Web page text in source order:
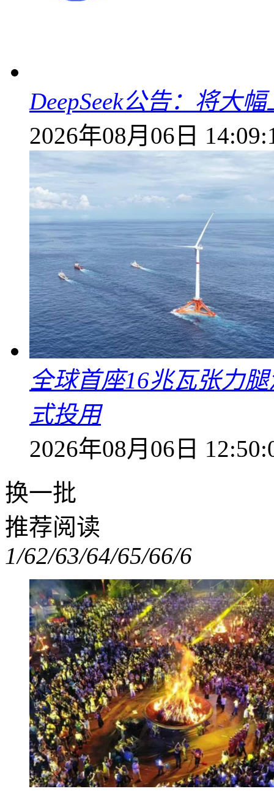
DeepSeek公告：将大
2026年08月06日
全球首座16兆瓦张力
式投用
2026年08月06日
换一批
推荐阅读
1/62/63/64/65/66/6